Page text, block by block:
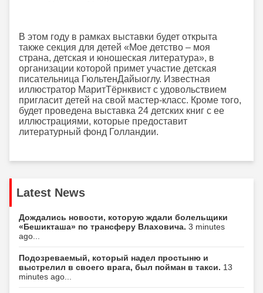
В этом году в рамках выставки будет открыта
также секция для детей «Мое детство – моя
страна, детская и юношеская литература», в
организации которой примет участие детская
писательница ГюльтенДайыоглу. Известная
иллюстратор МаритТёрнквист с удовольствием
пригласит детей на свой мастер-класс. Кроме того,
будет проведена выставка 24 детских книг с ее
иллюстрациями, которые предоставит
литературный фонд Голландии.
Latest News
Дождались новости, которую ждали болельщики
«Бешикташа» по трансферу Влаховича. 3 minutes
ago...
Подозреваемый, который надел простыню и
выстрелил в своего врага, был пойман в такси. 13
minutes ago...